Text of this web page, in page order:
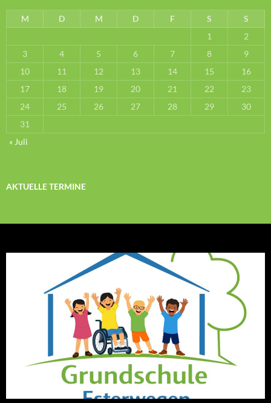
M D M D F S
S
1
2
3
4 5 6 7 8
9
10
11 12 13 14 15
16
17
18 19 20 21 22
23
24
25 26 27 28 29
30
31
« Juli
AKTUELLE TERMINE